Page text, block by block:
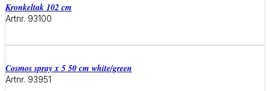
kronkeltak 102 cm
Artnr. 93100
cosmos spray x 5 50 cm white/green
Artnr. 93951